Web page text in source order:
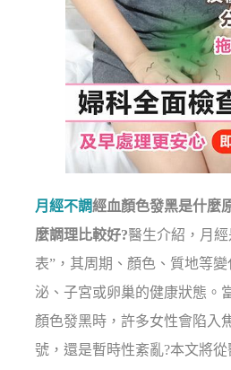
月經不調經血顏色發黑是什麼
麼調理比較好?醫生介紹，月
表”，其周期、顏色、質地等
泌、子宮或卵巢的健康狀態。
顏色發黑時，許多女性會陷
號，還是暫時性紊亂?本文將從